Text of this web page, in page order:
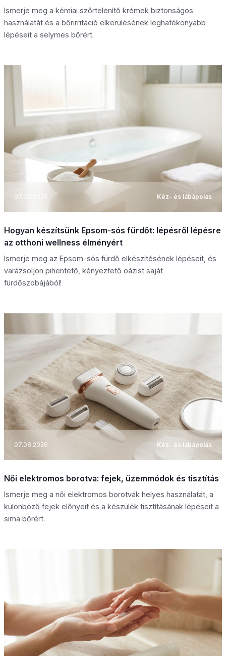
Ismerje meg a kémiai szőrtelenítő krémek biztonságos
használatát és a bőrirritáció elkerülésének leghatékonyabb
lépéseit a selymes bőrért.
07.08.2026 Kéz- és lábápolás
Hogyan készítsünk Epsom-sós fürdőt: lépésről lépésre
az otthoni wellness élményért
Ismerje meg az Epsom-sós fürdő elkészítésének lépéseit, és
varázsoljon pihentető, kényeztető oázist saját
fürdőszobájából!
07.08.2026 Kéz- és lábápolás
Női elektromos borotva: fejek, üzemmódok és tisztítás
Ismerje meg a női elektromos borotvák helyes használatát, a
különböző fejek előnyeit és a készülék tisztításának lépéseit a
sima bőrért.